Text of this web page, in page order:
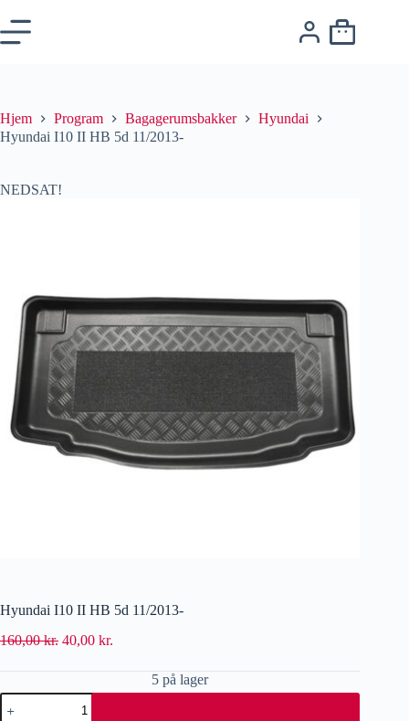
Hjem Program Bagagerumsbakker
Hyundai
Hyundai I10 II HB 5d 11/2013-
NEDSAT!
Hyundai I10 II HB 5d 11/2013-
160,00kr. 40,00 kr.
5 på lager